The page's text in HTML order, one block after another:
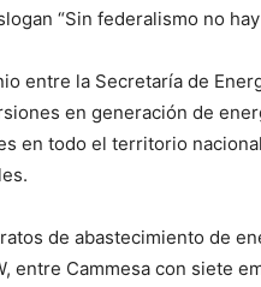
“Sin federalismo no hay
entre la Secretaría de
en generación de
en todo el territorio
de abastecimiento de
entre Cammesa con siete